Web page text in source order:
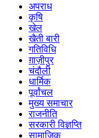
अपराध
कृषि
खेल
खैती बारी
गतिविधि
ग़ाज़ीपुर
चंदौली
धार्मिक
पूर्वांचल
मुख्य समाचार
राजनीति
सरकारी विज्ञप्ति
सामाजिक